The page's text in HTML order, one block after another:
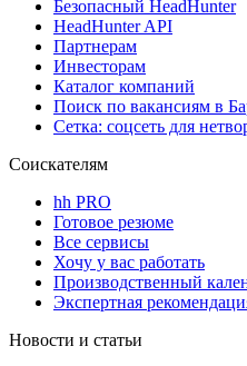
Безопасный HeadHunter
HeadHunter API
Партнерам
Инвесторам
Каталог компаний
Поиск по вакансиям в
Сетка: соцсеть для
Соискателям
hh PRO
Готовое резюме
Все сервисы
Хочу у вас работать
Производственный
Экспертная
Новости и статьи